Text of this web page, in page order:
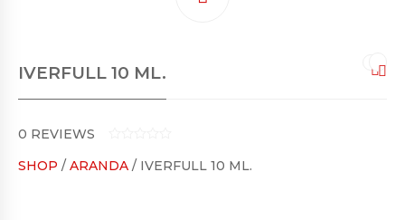
IVERFULL 10 ML.
0 REVIEWS
O
SHOP / ARANDA / IVERFULL 10 ML.